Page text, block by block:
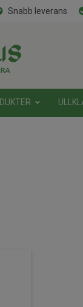
Snabb leverans